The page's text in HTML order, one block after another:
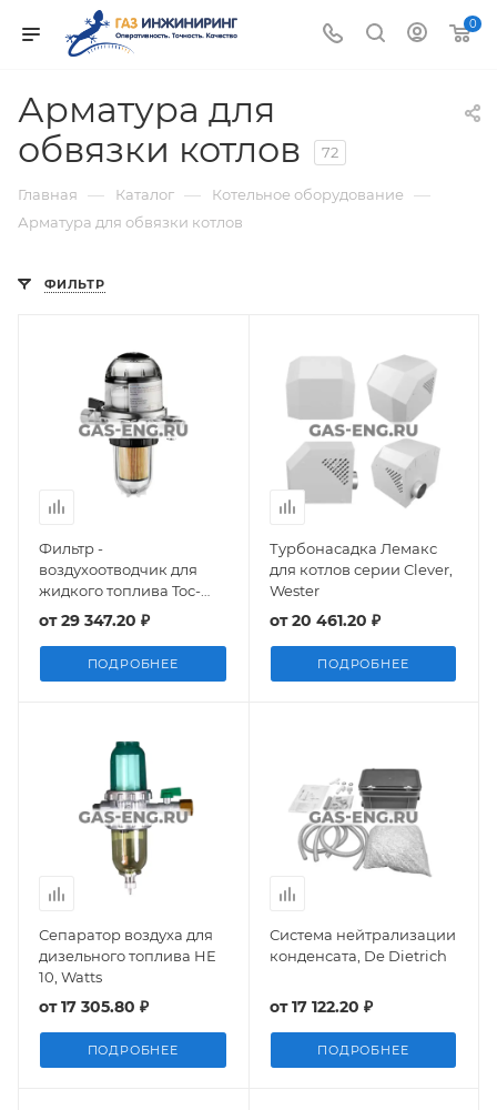
0
Арматура для
обвязки котлов
72
Главная — Каталог — Котельное оборудование —
Арматура для обвязки котлов
ФИЛЬТР
Фильтр -
воздухоотводчик для
жидкого топлива Toc-
Duo-3, Siku
(пластиковый) 25-40,
Oventrop
от29 347.20 ₽
ПОДРОБНЕЕ
Турбонасадка Лемакс
для котлов серии Clever,
Wester
от20 461.20 ₽
ПОДРОБНЕЕ
Сепаратор воздуха для
дизельного топлива HE
10, Watts
от17 305.80 ₽
ПОДРОБНЕЕ
Система нейтрализации
конденсата, De Dietrich
от17 122.20 ₽
ПОДРОБНЕЕ